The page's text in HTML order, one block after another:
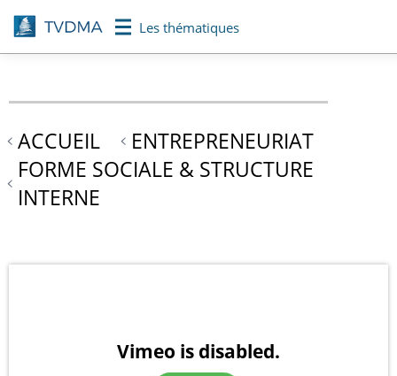
Aller
au
contenu
Les thématiques
ACCUEIL
ENTREPRENEURIAT
FORME SOCIALE & STRUCTURE
INTERNE
Vimeo is disabled.